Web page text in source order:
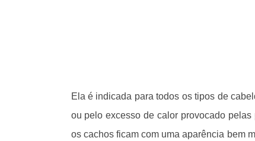
Ela é indicada para todos os tipos de
ou pelo excesso de calor provocado pelas
os cachos ficam com uma aparência bem